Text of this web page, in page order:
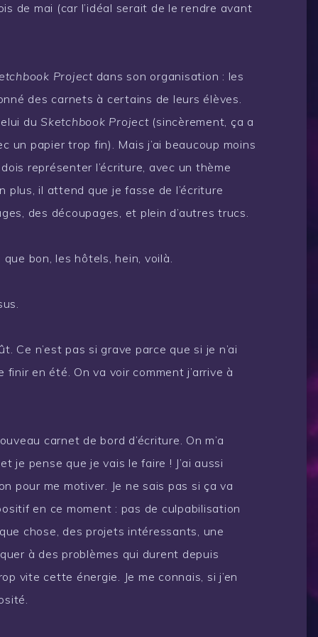
de mai (car l’idéal serait de le rendre avant
Projectdans son organisation : les
des carnets à certains de leurs élèves.
du Sketchbook Project(sincèrement, ça a
un papier trop fin). Mais j’ai beaucoup moins
représenter l’écriture, avec un thème
plus, il attend que je fasse de l’écriture
des découpages, et plein d’autres trucs.
bon, les hôtels, hein, voilà.
Ce n’est pas si grave parce que si je n’ai
en été. On va voir comment j’arrive à
carnet de bord d’écriture. On m’a
je pense que je vais le faire ! J’ai aussi
pour me motiver. Je ne sais pas si ça va
en ce moment : pas de culpabilisation
chose, des projets intéressants, une
à des problèmes qui durent depuis
vite cette énergie. Je me connais, si j’en